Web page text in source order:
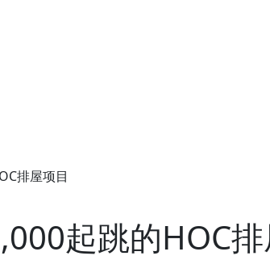
排屋项目
起跳的HOC排